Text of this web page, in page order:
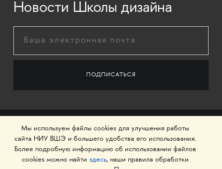
Новости Школы дизайна
Мы используем файлы cookies для улучшения работы
сайта НИУ ВШЭ и большего удобства его использования.
Более подробную информацию об использовании файлов
cookies можно найти здесь, наши правила обработки